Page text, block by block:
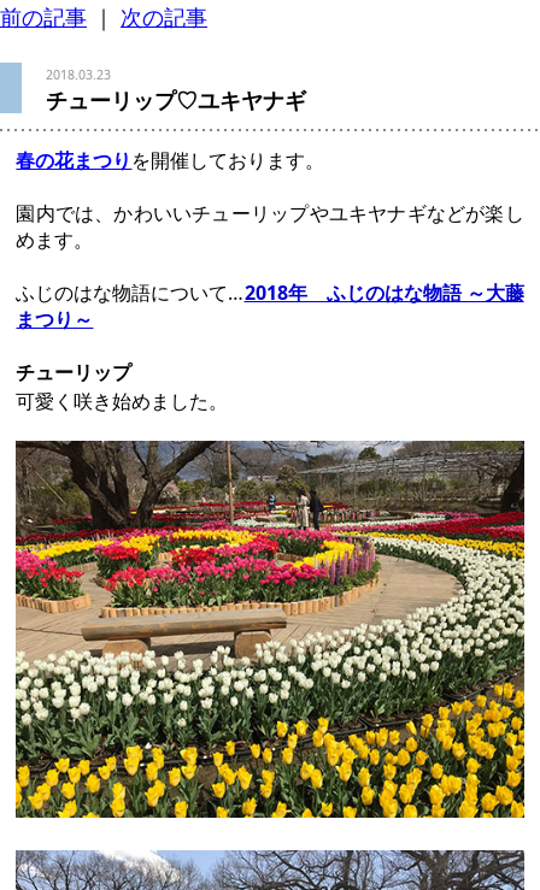
前の記事 ｜ 次の記事
2018.03.23
チューリップ♡ユキヤナギ
春の花まつり を開催しております。
園内では、かわいいチューリップやユキヤナギなどが楽し
めます。
ふじのはな物語について…2018年 ふじのはな物語 ～大藤
まつり～
チューリップ
可愛く咲き始めました。